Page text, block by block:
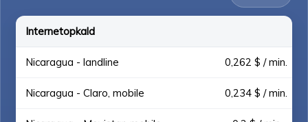
Internetopkald
Nicaragua - landline 0,262 $ / min.
Nicaragua - Claro, mobile 0,234 $ / min.